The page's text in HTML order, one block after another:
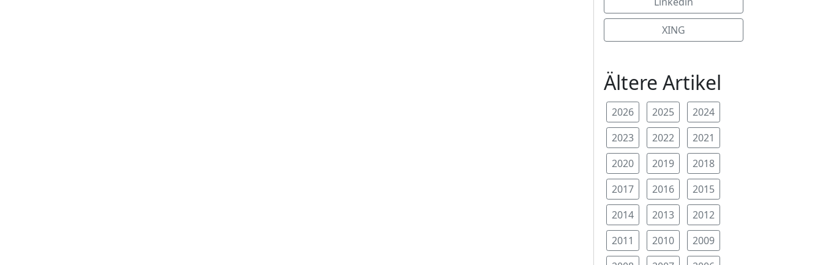
XING
Ältere Artikel
2026 2025
2024
2023
2022
2021
2020
2019
2018
2017
2016
2015
2014
2013
2012
2011
2010
2009